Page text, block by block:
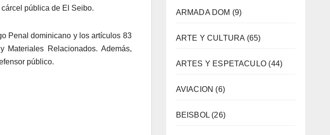
pública de El Seibo.
Penal dominicano y los artículos 83
Relacionados. Además,
público.
ARMADA DOM (9)
ARTE Y CULTURA (65)
ARTES Y ESPETACULO (44)
AVIACION (6)
BEISBOL(26)